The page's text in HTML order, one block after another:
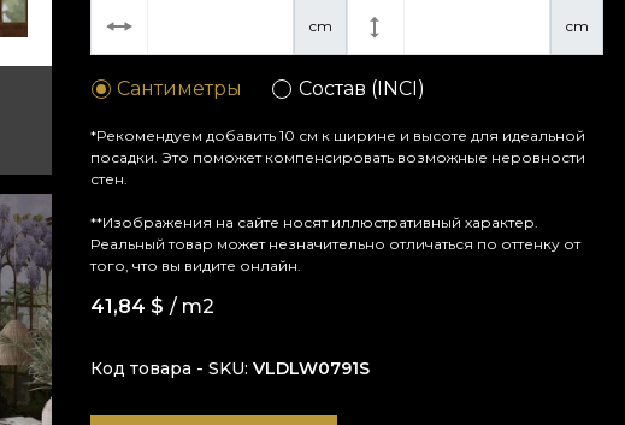
cm cm
Сантиметры Состав (INCI)
*Рекомендуем добавить 10 см к ширине и высоте для идеальной
посадки. Это поможет компенсировать возможные неровности
стен.
**Изображения на сайте носят иллюстративный характер.
Реальный товар может незначительно отличаться по оттенку от
того, что вы видите онлайн.
41,84 $ / m2
Код товара - SKU VLDLW0791S